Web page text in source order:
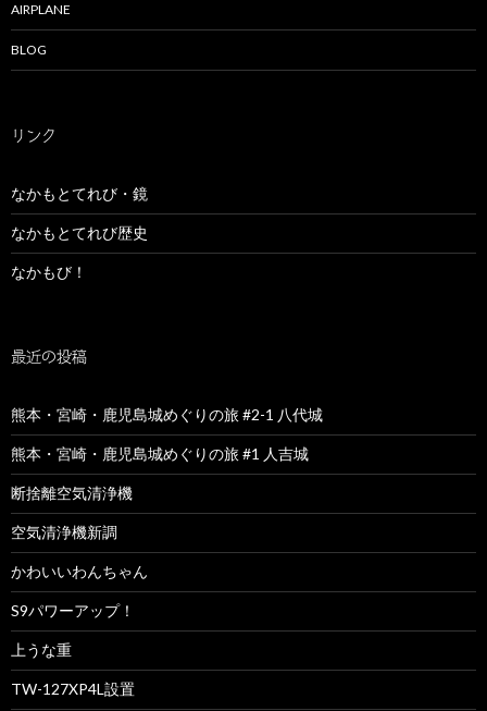
AIRPLANE
BLOG
リンク
なかもとてれび・鏡
なかもとてれび歴史
なかもび！
最近の投稿
熊本・宮崎・鹿児島城めぐりの旅 #2-1 八代城
熊本・宮崎・鹿児島城めぐりの旅 #1 人吉城
断捨離空気清浄機
空気清浄機新調
かわいいわんちゃん
S9パワーアップ！
上うな重
TW-127XP4L設置